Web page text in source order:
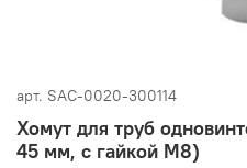
арт. SAC-0020-300114
Хомут для труб
45 мм, с гайкой М8)